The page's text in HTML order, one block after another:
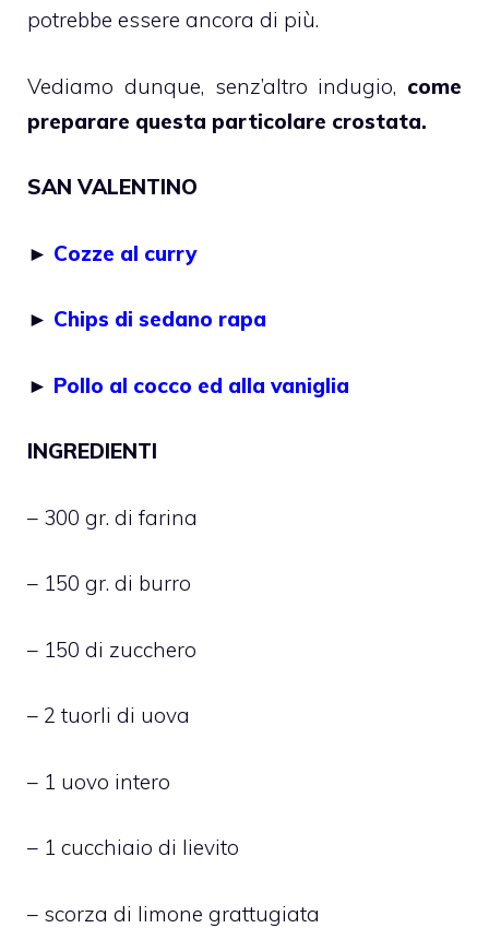
potrebbe essere ancora di più.
Vediamo dunque, senz’altro indugio, come
preparare questa particolare crostata.
SAN VALENTINO
► Cozze al curry
► Chips di sedano rapa
► Pollo al cocco ed alla vaniglia
INGREDIENTI
– 300 gr. di farina
– 150 gr. di burro
– 150 di zucchero
– 2 tuorli di uova
– 1 uovo intero
– 1 cucchiaio di lievito
– scorza di limone grattugiata